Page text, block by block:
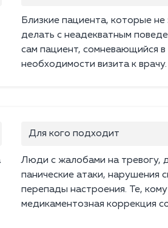
Близкие пациента, которые не
делать с неадекватным
сам пациент, сомневающийся в
необходимости визита к врачу.
Для кого подходит
Люди с жалобами на тревогу,
панические атаки, нарушения
перепады настроения. Те,
медикаментозная коррекция